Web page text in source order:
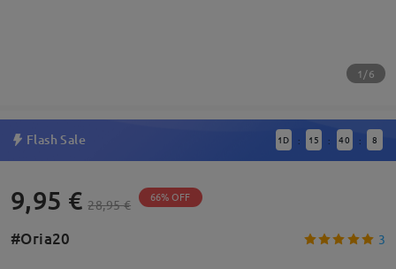
1/6
Flash Sale 1 D : 15 : 40 : 7
9,95 € 28,95 € 66% OFF
#Oria20 3